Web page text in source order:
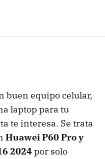
buen equipo celular,
laptop para tu
te interesa. Se trata
Huawei P60 Pro y
2024por solo